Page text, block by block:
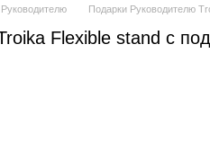
Подарки Руководителю
Flexible stand с